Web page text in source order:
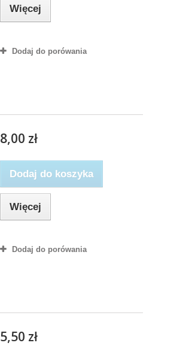
Więcej
Dodaj do porówania
8,00 zł
Dodaj do koszyka
Więcej
Dodaj do porówania
5,50 zł